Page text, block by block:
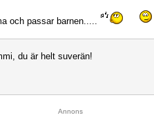
och passar barnen.....
du är helt suverän!
Annons